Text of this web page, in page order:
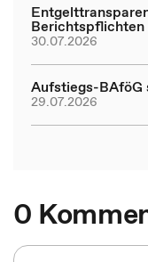
30.07.2026
Aufstiegs-
29.07.2026
0